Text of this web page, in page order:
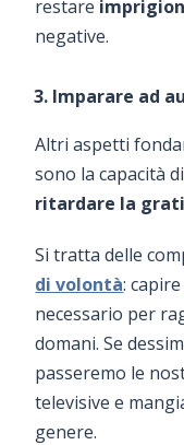
restare
negative.
3. Imparare ad
Altri aspetti
sono la capacità di
ritardare la
Si tratta delle
di volontà:
necessario per
domani. Se
passeremo le
televisive e
genere.